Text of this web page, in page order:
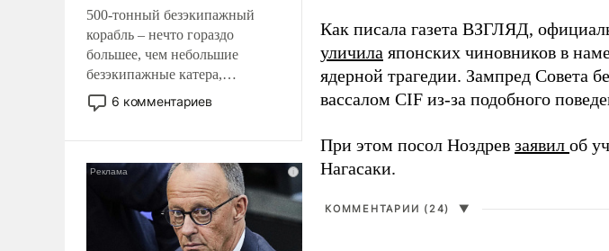
500-тонный безэкипажный
корабль – нечто гораздо
большее, чем небольшие
безэкипажные катера,
применение которых уже
стало обыденностью. Задача по
и ее реализация радикально
поднимет наши боевые
возможности.
6 комментариев
Как писала газета ВЗГЛЯД,
уличила японских чиновников в
ядерной трагедии. Зампред Совета
вассалом CIF из-за подобного
При этом посол Ноздрев заявил об
Нагасаки.
КОММЕНТАРИИ (24) ▼